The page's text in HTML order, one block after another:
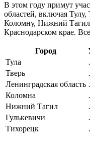
В этом году примут
областей, включая
Коломну, Нижний
Краснодарском крае.
Город
Тула
Тверь
Ленинградская область
Коломна
Нижний Тагил
Гулькевичи
Тихорецк